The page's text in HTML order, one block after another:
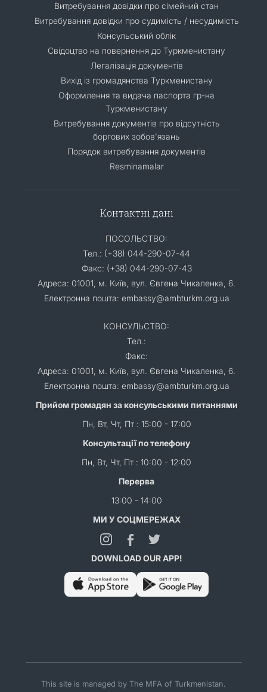
Витребування довідки про сімейний стан
Витребування довідки про судимість / несудимість
Консульський облік
Свідоцтво на повернення до Туркменистану
Легалізація документів
Вихід із громадянства Туркменистану
Оформлення та видача паспорта гр-на
Туркменистану
Витребування документів про відсутність
боргових зобов'язань
Порядок витребування документів
Resminamalar
Контактні дані
ПОСОЛЬСТВО:
Тел.: (+38) 044-290-07-44
Факс: (+38) 044-290-07-43
Адреса: 01001, м. Київ, вул. Євгена Чикаленка, 6.
Електронна пошта: embassy@ambturkm.org.ua
КОНСУЛЬСТВО:
Тел.:
Факс:
Адреса: 01001, м. Київ, вул. Євгена Чикаленка, 6.
Електронна пошта: embassy@ambturkm.org.ua
Прийом громадян за консульськими питаннями
Пн, Вт, Чт, Пт : 15:00 - 17:00
Консультації по телефону
Пн, Вт, Чт, Пт : 10:00 - 12:00
Перерва
13:00 - 14:00
МИ У СОЦМЕРЕЖАХ
DOWNLOAD OUR APP!
This site is managed by The MFA of Turkmenistan.